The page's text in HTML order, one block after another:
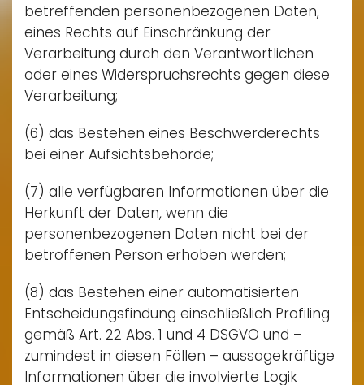
betreffenden personenbezogenen Daten,
eines Rechts auf Einschränkung der
Verarbeitung durch den Verantwortlichen
oder eines Widerspruchsrechts gegen diese
Verarbeitung;
(6) das Bestehen eines Beschwerderechts
bei einer Aufsichtsbehörde;
(7) alle verfügbaren Informationen über die
Herkunft der Daten, wenn die
personenbezogenen Daten nicht bei der
betroffenen Person erhoben werden;
(8) das Bestehen einer automatisierten
Entscheidungsfindung einschließlich Profiling
gemäß Art. 22 Abs. 1 und 4 DSGVO und –
zumindest in diesen Fällen – aussagekräftige
Informationen über die involvierte Logik